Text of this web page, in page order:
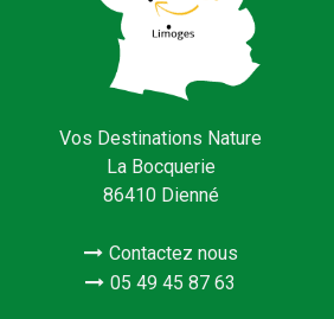
Vos Destinations Nature
La Bocquerie
86410 Dienné
Contactez nous
05 49 45 87 63